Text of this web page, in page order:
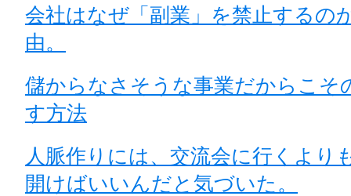
会社はなぜ「副業」を禁止するの
由。
儲からなさそうな事業だからこそ
す方法
人脈作りには、交流会に行くより
開けばいいんだと気づいた。